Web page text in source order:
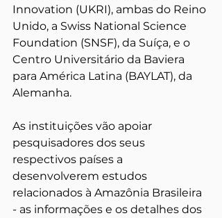
Innovation (UKRI), ambas do Reino
Unido, a Swiss National Science
Foundation (SNSF), da Suíça, e o
Centro Universitário da Baviera
para América Latina (BAYLAT), da
Alemanha.
As instituições vão apoiar
pesquisadores dos seus
respectivos países a
desenvolverem estudos
relacionados à Amazônia Brasileira
- as informações e os detalhes dos